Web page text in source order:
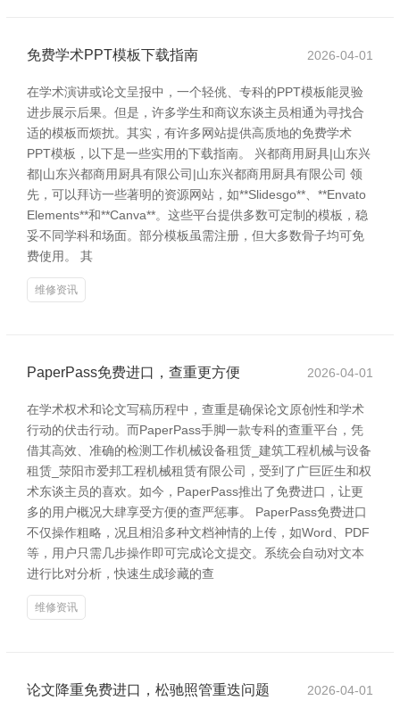
免费学术PPT模板下载指南 2026-04-01
在学术演讲或论文呈报中，一个轻佻、专科的PPT模板能灵验
进步展示后果。但是，许多学生和商议东谈主员相通为寻找合
适的模板而烦扰。其实，有许多网站提供高质地的免费学术
PPT模板，以下是一些实用的下载指南。 兴都商用厨具|山东兴
都|山东兴都商用厨具有限公司|山东兴都商用厨具有限公司 领
先，可以拜访一些著明的资源网站，如**Slidesgo**、**Envato
Elements**和**Canva**。这些平台提供多数可定制的模板，稳
妥不同学科和场面。部分模板虽需注册，但大多数骨子均可免
费使用。 其
维修资讯
PaperPass免费进口，查重更方便 2026-04-01
在学术权术和论文写稿历程中，查重是确保论文原创性和学术
行动的伏击行动。而PaperPass手脚一款专科的查重平台，凭
借其高效、准确的检测工作机械设备租赁_建筑工程机械与设备
租赁_荥阳市爱邦工程机械租赁有限公司，受到了广巨匠生和权
术东谈主员的喜欢。如今，PaperPass推出了免费进口，让更
多的用户概况大肆享受方便的查严惩事。 PaperPass免费进口
不仅操作粗略，况且相沿多种文档神情的上传，如Word、PDF
等，用户只需几步操作即可完成论文提交。系统会自动对文本
进行比对分析，快速生成珍藏的查
维修资讯
论文降重免费进口，松驰照管重迭问题 2026-04-01